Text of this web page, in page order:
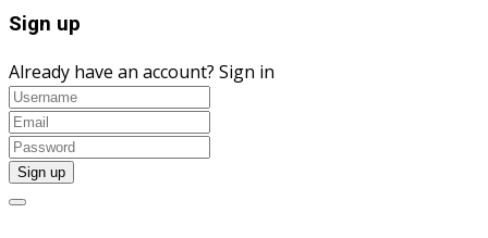
Sign up
Already have an account? Sign in